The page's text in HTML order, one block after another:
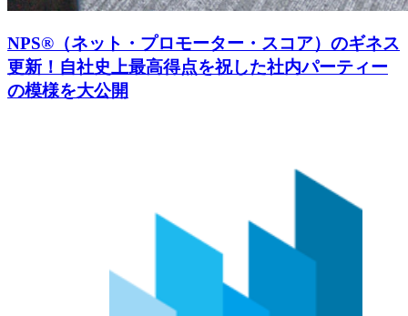
NPS®（ネット・プロモーター・スコア）のギネス
更新！自社史上最高得点を祝した社内パーティー
の模様を大公開